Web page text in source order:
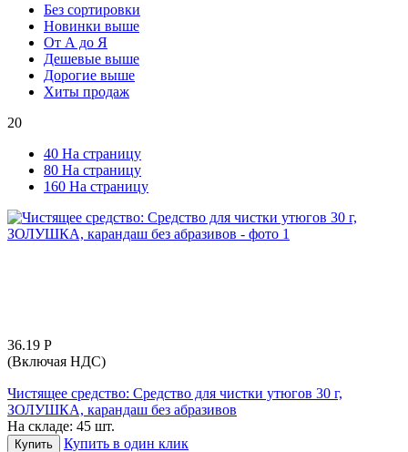
Без сортировки
Новинки выше
От А до Я
Дешевые выше
Дорогие выше
Хиты продаж
20
40 На страницу
80 На страницу
160 На страницу
36.19 Р
(Включая НДС)
Чистящее средство: Средство для чистки утюгов 30 г,
ЗОЛУШКА, карандаш без абразивов
На складе: 45 шт.
Купить Купить в один клик